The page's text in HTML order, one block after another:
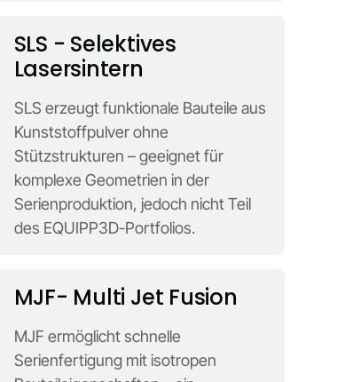
SLS - Selektives
Lasersintern
SLS erzeugt funktionale Bauteile aus
Kunststoffpulver ohne
Stützstrukturen – geeignet für
komplexe Geometrien in der
Serienproduktion, jedoch nicht Teil
des EQUIPP3D-Portfolios.
MJF- Multi Jet Fusion
MJF ermöglicht schnelle
Serienfertigung mit isotropen